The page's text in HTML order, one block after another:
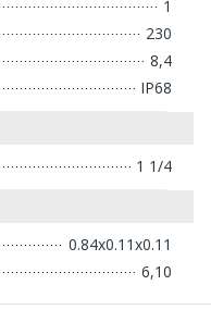
1
230
8,4
IP68
1 1/4
0.84x0.11x0.11
6,10